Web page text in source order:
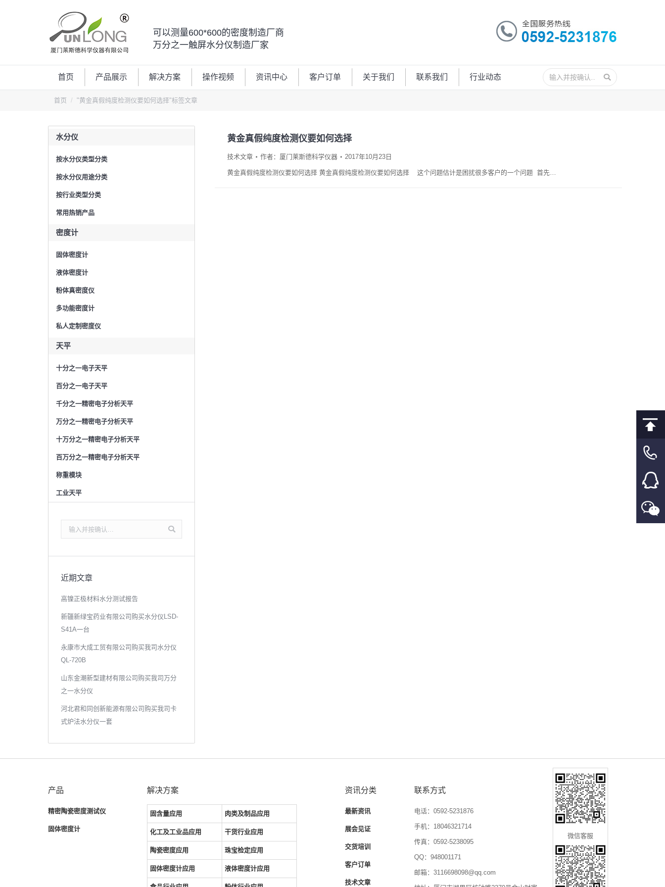
可以测量600*600的密度制造厂商
万分之一触屏水分仪制造厂家
首页 产品展示 解决方案 操作视频 资讯中心 客户订单 关于我们 联系我们 行业动态
搜
索：
您的位置：
首页 "黄金真假纯度检测仪要如何选择"标签文章
黄金真假纯度检测仪要如何选择
技术文章 作者： 厦门莱斯德科学仪器 2017年10月23日
黄金真假纯度检测仪要如何选择 黄金真假纯度检测仪要如何选择 这个问题估计是困扰很多客户的一个问题 首先…
水分仪
按水分仪类型分类
按水分仪用途分类
按行业类型分类
常用热销产品
密度计
固体密度计
液体密度计
粉体真密度仪
多功能密度计
私人定制密度仪
天平
十分之一电子天平
百分之一电子天平
千分之一精密电子分析天平
万分之一精密电子分析天平
十万分之一精密电子分析天平
百万分之一精密电子分析天平
称重模块
工业天平
索：
近期文章
高镍正极材料水分测试报告
新疆新绿宝药业有限公司购买水分仪LSD-
S41A一台
永康市大成工贸有限公司购买我司水分仪
QL-720B
山东金潮新型建材有限公司购买我司万分
之一水分仪
河北君和同创新能源有限公司购买我司卡
式炉法水分仪一套
产品
精密陶瓷密度测试仪
固体密度计
解决方案
固含量应用 肉类及制品应用
化工及工业品应用 干货行业应用
陶瓷密度应用 珠宝检定应用
固体密度计应用 液体密度计应用
资讯分类
最新资讯
展会见证
交货培训
客户订单
技术文章
联系方式
电话：0592-5231876
手机：18046321714
传真：0592-5238095
QQ：948001171
邮箱：3116698098@qq.com
微信客服